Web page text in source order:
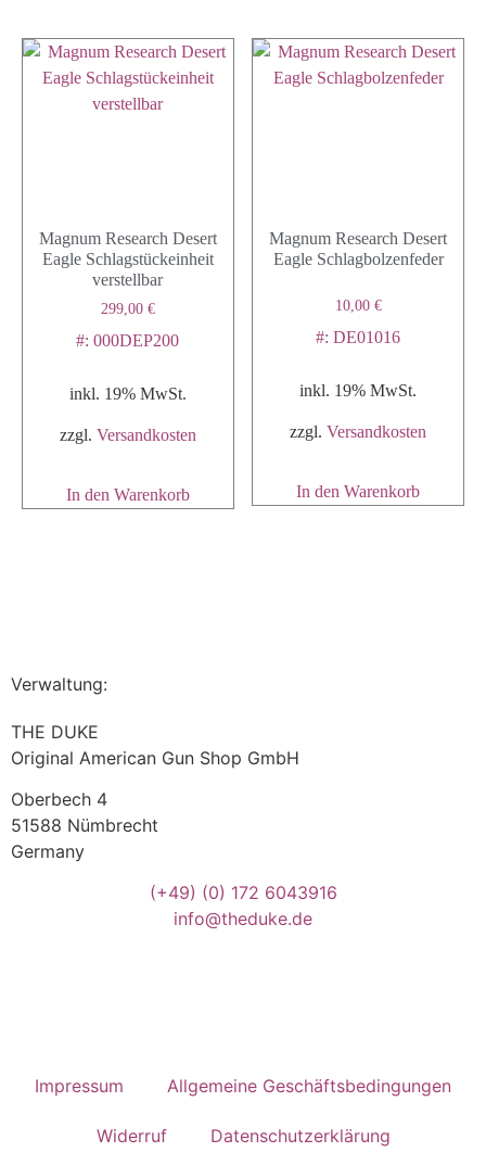
Magnum Research Desert
Eagle Schlagstückeinheit
verstellbar
299,00 €
#: 000DEP200
inkl. 19% MwSt.
zzgl. Versandkosten
In den Warenkorb
Magnum Research Desert
Eagle Schlagbolzenfeder
10,00 €
#: DE01016
inkl. 19% MwSt.
zzgl.Versandkosten
In den Warenkorb
Verwaltung:
THE DUKE
Original American Gun Shop GmbH
Oberbech 4
51588 Nümbrecht
Germany
(+49) (0) 172 6043916
info@theduke.de
Impressum Allgemeine Geschäftsbedingungen
Widerruf Datenschutzerklärung